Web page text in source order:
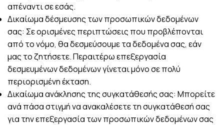
απέναντι σε εσάς.
Δικαίωμα δέσμευσης των προσωπικών δεδομένων
σας: Σε ορισμένες περιπτώσεις που προβλέπονται
από το νόμο, θα δεσμεύσουμε τα δεδομένα σας, εάν
μας το ζητήσετε. Περαιτέρω επεξεργασία
δεσμευμένων δεδομένων γίνεται μόνο σε πολύ
περιορισμένη έκταση.
Δικαίωμα ανάκλησης της συγκατάθεσής σας: Μπορείτε
ανά πάσα στιγμή να ανακαλέσετε τη συγκατάθεσή σας
για την επεξεργασία των προσωπικών δεδομένων σας